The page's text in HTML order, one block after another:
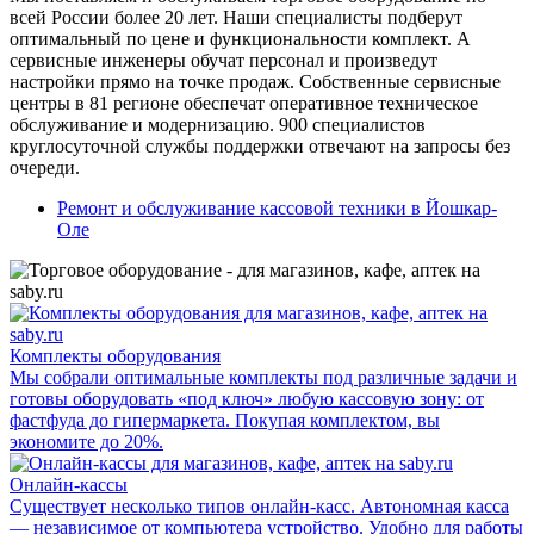
всей России более 20 лет. Наши специалисты подберут
оптимальный по цене и функциональности комплект. А
сервисные инженеры обучат персонал и произведут
настройки прямо на точке продаж. Собственные сервисные
центры в 81 регионе обеспечат оперативное техническое
обслуживание и модернизацию. 900 специалистов
круглосуточной службы поддержки отвечают на запросы без
очереди.
Ремонт и обслуживание кассовой техники в Йошкар-
Оле
Комплекты оборудования
Мы собрали оптимальные комплекты под различные задачи и
готовы оборудовать «под ключ» любую кассовую зону: от
фастфуда до гипермаркета. Покупая комплектом, вы
экономите до 20%.
Онлайн-кассы
Существует несколько типов онлайн-касс. Автономная касса
— независимое от компьютера устройство. Удобно для работы